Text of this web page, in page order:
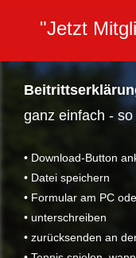
"Jetzt
ganz einfach - so
• Download-Button
• Datei speichern
• Formular am PC
• unterschreiben
• zurücksenden an